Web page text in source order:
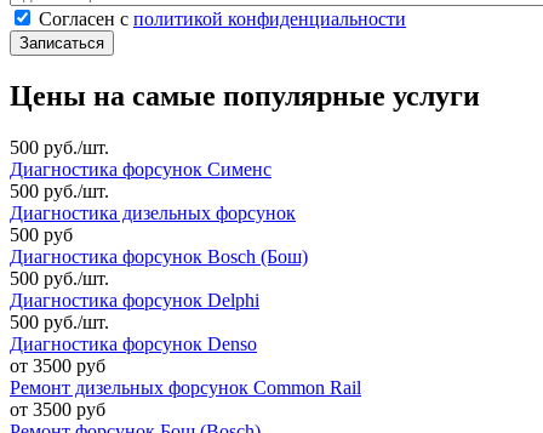
Согласен с политикой конфиденциальности*
Согласен с политикой конфиденциальности
Цены на самые популярные услуги
500 руб./шт.
Диагностика форсунок Сименс
500 руб./шт.
Диагностика дизельных форсунок
500 руб
Диагностика форсунок Bosch (Бош)
500 руб./шт.
Диагностика форсунок Delphi
500 руб./шт.
Диагностика форсунок Denso
от 3500 руб
Ремонт дизельных форсунок Common Rail
от 3500 руб